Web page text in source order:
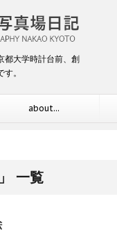
都大学時計台前、創
。
about...
一覧